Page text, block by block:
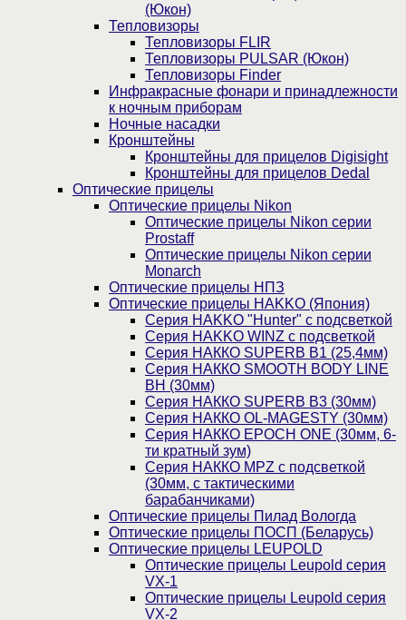
(Юкон)
Тепловизоры
Тепловизоры FLIR
Тепловизоры PULSAR (Юкон)
Тепловизоры Finder
Инфракрасные фонари и принадлежности
к ночным приборам
Ночные насадки
Кронштейны
Кронштейны для прицелов Digisight
Кронштейны для прицелов Dedal
Оптические прицелы
Оптические прицелы Nikon
Оптические прицелы Nikon серии
Prostaff
Оптические прицелы Nikon серии
Monarch
Оптические прицелы НПЗ
Оптические прицелы HAKKO (Япония)
Cерия HAKKO "Hunter" с подсветкой
Серия НAKKO WINZ с подсветкой
Серия НАККО SUPERB B1 (25,4мм)
Серия НАККО SMOOTH BODY LINE
BH (30мм)
Серия НАККО SUPERB B3 (30мм)
Серия НАККО OL-MAGESTY (30мм)
Серия НАККО EPOCH ONE (30мм, 6-
ти кратный зум)
Серия НАККО MPZ с подсветкой
(30мм, c тактическими
барабанчиками)
Оптические прицелы Пилад Вологда
Оптические прицелы ПОСП (Беларусь)
Оптические прицелы LEUPOLD
Оптические прицелы Leupold серия
VX-1
Оптические прицелы Leupold серия
VX-2